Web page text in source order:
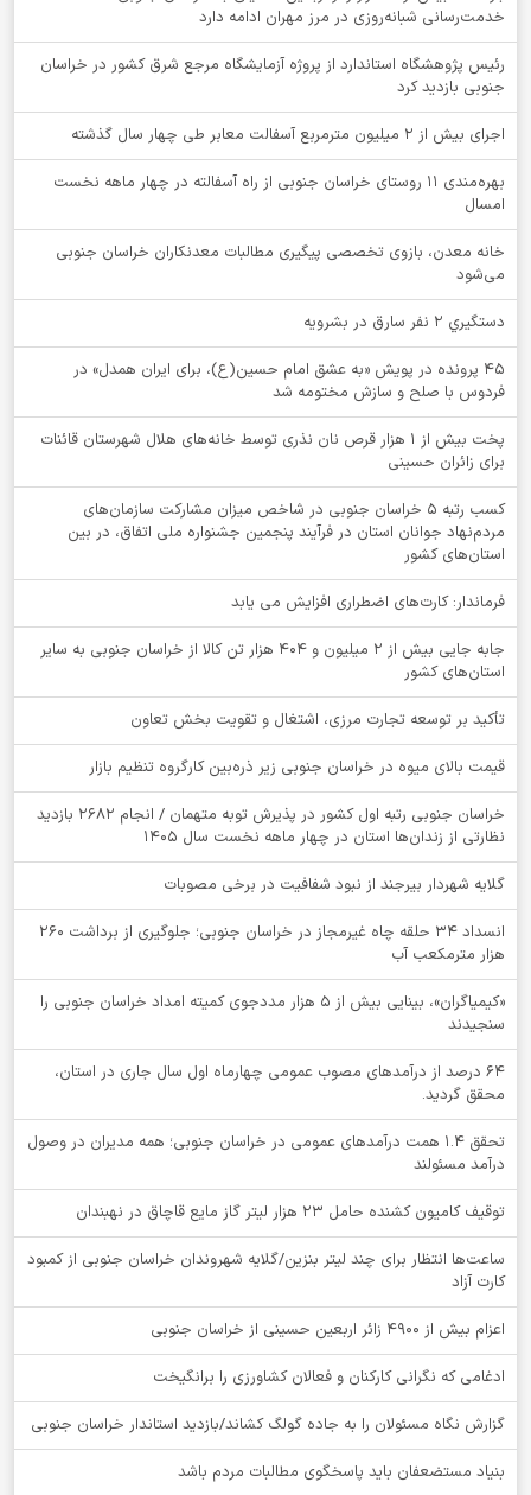
خدمت‌رسانی شبانه‌روزی در مرز مهران ادامه دارد
رئیس پژوهشگاه استاندارد از پروژه آزمایشگاه مرجع شرق کشور در خراسان
جنوبی بازدید کرد
اجرای بیش از ۲ میلیون مترمربع آسفالت معابر طی چهار سال گذشته
بهره‌مندی ۱۱ روستای خراسان جنوبی از راه آسفالته در چهار ماهه نخست
امسال
خانه معدن، بازوی تخصصی پیگیری مطالبات معدنکاران خراسان جنوبی
می‌شود
دستگيري 2 نفر سارق در بشرويه
۴۵ پرونده در پویش «به عشق امام حسین(ع)، برای ایران همدل» در
فردوس با صلح و سازش مختومه شد
پخت بیش از 1 هزار قرص نان نذری توسط خانه‌های هلال شهرستان قائنات
برای زائران حسینی
کسب رتبه ۵ خراسان جنوبی در شاخص میزان مشارکت سازمان‌های
مردم‌نهاد جوانان استان در فرآیند پنجمین جشنواره ملی اتفاق، در بین
استان‌های کشور
فرماندار: کارت‌های اضطراری افزایش می یابد
جابه جایی بیش از 2 میلیون و 404 هزار تن کالا از خراسان جنوبی به سایر
استان‌های کشور
تأکید بر توسعه تجارت مرزی، اشتغال و تقویت بخش تعاون
قیمت بالای میوه در خراسان جنوبی زیر ذره‌بین کارگروه تنظیم بازار
خراسان جنوبی رتبه اول کشور در پذیرش توبه متهمان / انجام ۲۶۸۲ بازدید
نظارتی از زندان‌ها استان در چهار ماهه نخست سال 1405
گلایه شهردار بیرجند از نبود شفافیت در برخی مصوبات
انسداد ۳۴ حلقه چاه غیرمجاز در خراسان جنوبی؛ جلوگیری از برداشت ۲۶۰
هزار مترمکعب آب
«کیمیاگران»، بینایی بیش از ۵ هزار مددجوی کمیته امداد خراسان جنوبی را
سنجیدند
64 درصد از درآمدهای مصوب عمومی چهارماه اول سال جاری در استان،
محقق گردید.
تحقق ۱.۴ همت درآمدهای عمومی در خراسان جنوبی؛ همه مدیران در وصول
درآمد مسئولند
توقيف کامیون کشنده حامل 23 هزار لیتر گاز مایع قاچاق در نهبندان
ساعت‌ها انتظار برای چند لیتر بنزین/گلایه شهروندان خراسان جنوبی از کمبود
کارت آزاد
اعزام بیش از 4900 زائر اربعین حسینی از خراسان جنوبی
ادغامی که نگرانی کارکنان و فعالان کشاورزی را برانگیخت
گزارش نگاه مسئولان را به جاده گولگ کشاند/بازدید استاندار خراسان جنوبی
بنیاد مستضعفان باید پاسخگوی مطالبات مردم باشد